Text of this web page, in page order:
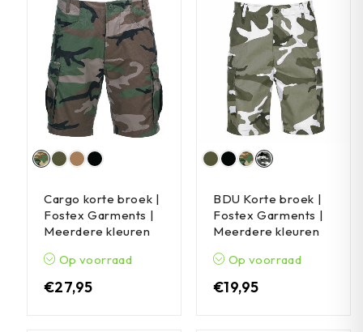
Cargo korte broek |
Fostex Garments |
Meerdere kleuren
Op voorraad
€27,95
BDU Korte broek |
Fostex Garments |
Meerdere kleuren
Op voorraad
€19,95